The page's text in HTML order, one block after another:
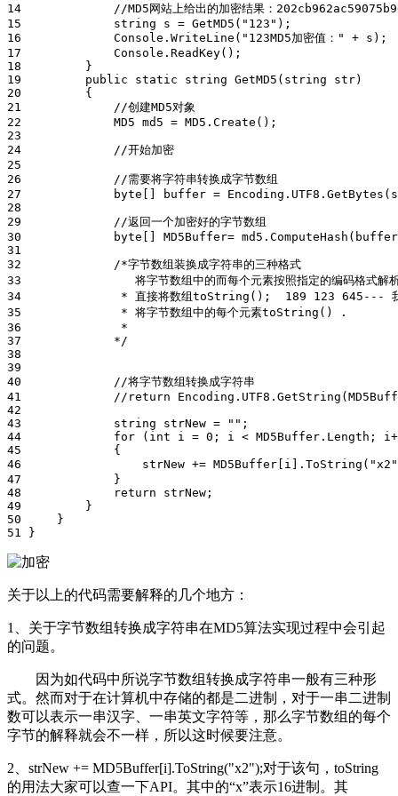
14             //MD5网站上给出的加密结果：
15             string s = GetMD5("123");
16             Console.WriteLine("123MD5加密值：" + s);
17             Console.ReadKey();
18         }
19         public static string GetMD5(string str)
20         {
21             //创建MD5对象
22             MD5 md5 = MD5.Create();
23
24             //开始加密
25
26             //需要将字符串转换成字节数组
27             byte[] buffer =
28
29             //返回一个加密好的字节数组
30             byte[] MD5Buffer=
31
32             /*字节数组装换成字符串的三种格式
33                将字节数组中的而每个元素按照指定的编码格式解析
34              * 直接将数组toString();  189 123 645--- 我
35              * 将字节数组中的每个元素toString() .
36              *
37             */
38
39
40             //将字节数组转换成字符串
41             //return
42
43             string strNew = "";
44             for (int i = 0; i < MD5Buffer.Length;
45             {
46                 strNew += MD5Buffer[i].ToString("x2"); //
47             }
48             return strNew;
49         }
50     }
关于以上的代码需要解释的几个地方：
1、关于字节数组转换成字符串在MD5算法实现过程中会引起
的问题。
因为如代码中所说字节数组转换成字符串一般有三种形
式。然而对于在计算机中存储的都是二进制，对于一串二进制
数可以表示一串汉字、一串英文字符等，那么字节数组的每个
字节的解释就会不一样，所以这时候要注意。
2、strNew += MD5Buffer[i].ToString("x2");对于该句，toString
的用法大家可以查一下API。其中的“x”表示16进制。其